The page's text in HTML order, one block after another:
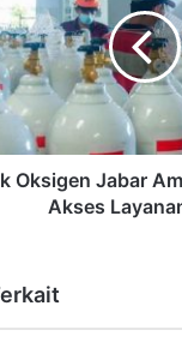
Oksigen Jabar
Akses